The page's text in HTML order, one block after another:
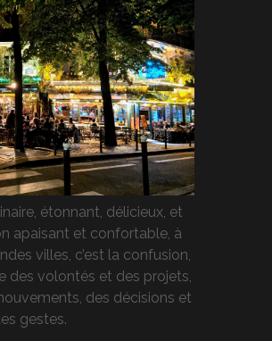
étonnant, délicieux, et
apaisant et confortable, à
villes, c’est la confusion,
des volontés et des projets,
des décisions et
gestes.